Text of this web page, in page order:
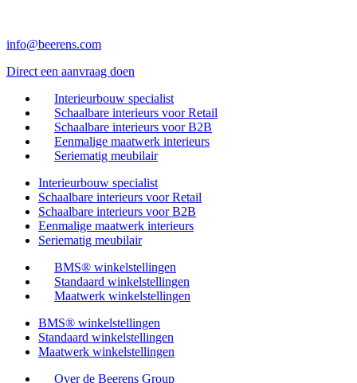
info@beerens.com
Direct een aanvraag doen
Interieurbouw specialist
Schaalbare interieurs voor Retail
Schaalbare interieurs voor B2B
Eenmalige maatwerk interieurs
Seriematig meubilair
Interieurbouw specialist
Schaalbare interieurs voor Retail
Schaalbare interieurs voor B2B
Eenmalige maatwerk interieurs
Seriematig meubilair
BMS® winkelstellingen
Standaard winkelstellingen
Maatwerk winkelstellingen
BMS® winkelstellingen
Standaard winkelstellingen
Maatwerk winkelstellingen
Over de Beerens Group